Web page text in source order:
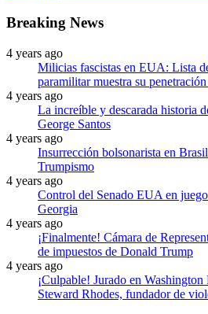
Breaking News
4 years ago
Milicias fascistas en EUA: Lista
paramilitar muestra su
4 years ago
La increíble y descarada historia
George Santos
4 years ago
Insurrección bolsonarista en
Trumpismo
4 years ago
Control del Senado EUA en
Georgia
4 years ago
¡Finalmente! Cámara de
de impuestos de Donald Trump
4 years ago
¡Culpable! Jurado en
Steward Rhodes, fundador de